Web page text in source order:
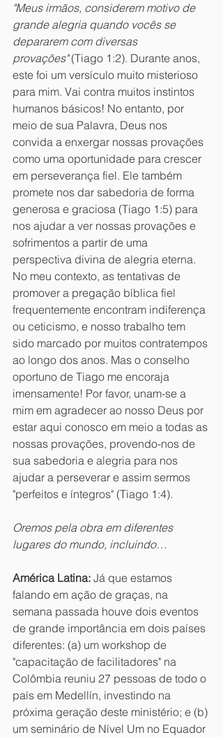
"Meus irmãos, considerem motivo de
grande alegria quando vocês se
depararem com diversas
provações" (Tiago 1:2). Durante anos,
este foi um versículo muito misterioso
para mim. Vai contra muitos instintos
humanos básicos! No entanto, por
meio de sua Palavra, Deus nos
convida a enxergar nossas provações
como uma oportunidade para crescer
em perseverança fiel. Ele também
promete nos dar sabedoria de forma
generosa e graciosa (Tiago 1:5) para
nos ajudar a ver nossas provações e
sofrimentos a partir de uma
perspectiva divina de alegria eterna.
No meu contexto, as tentativas de
promover a pregação bíblica fiel
frequentemente encontram indiferença
ou ceticismo, e nosso trabalho tem
sido marcado por muitos contratempos
ao longo dos anos. Mas o conselho
oportuno de Tiago me encoraja
imensamente! Por favor, unam-se a
mim em agradecer ao nosso Deus por
estar aqui conosco em meio a todas as
nossas provações, provendo-nos de
sua sabedoria e alegria para nos
ajudar a perseverar e assim sermos
"perfeitos e íntegros" (Tiago 1:4).
Oremos pela obra em diferentes
lugares do mundo, incluindo…
América Latina: Já que estamos
falando em ação de graças, na
semana passada houve dois eventos
de grande importância em dois países
diferentes: (a) um workshop de
"capacitação de facilitadores" na
Colômbia reuniu 27 pessoas de todo o
país em Medellín, investindo na
próxima geração deste ministério; e (b)
um seminário de Nível Um no Equador